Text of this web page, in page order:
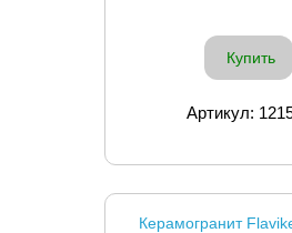
Купить
Артикул:
Керамогранит